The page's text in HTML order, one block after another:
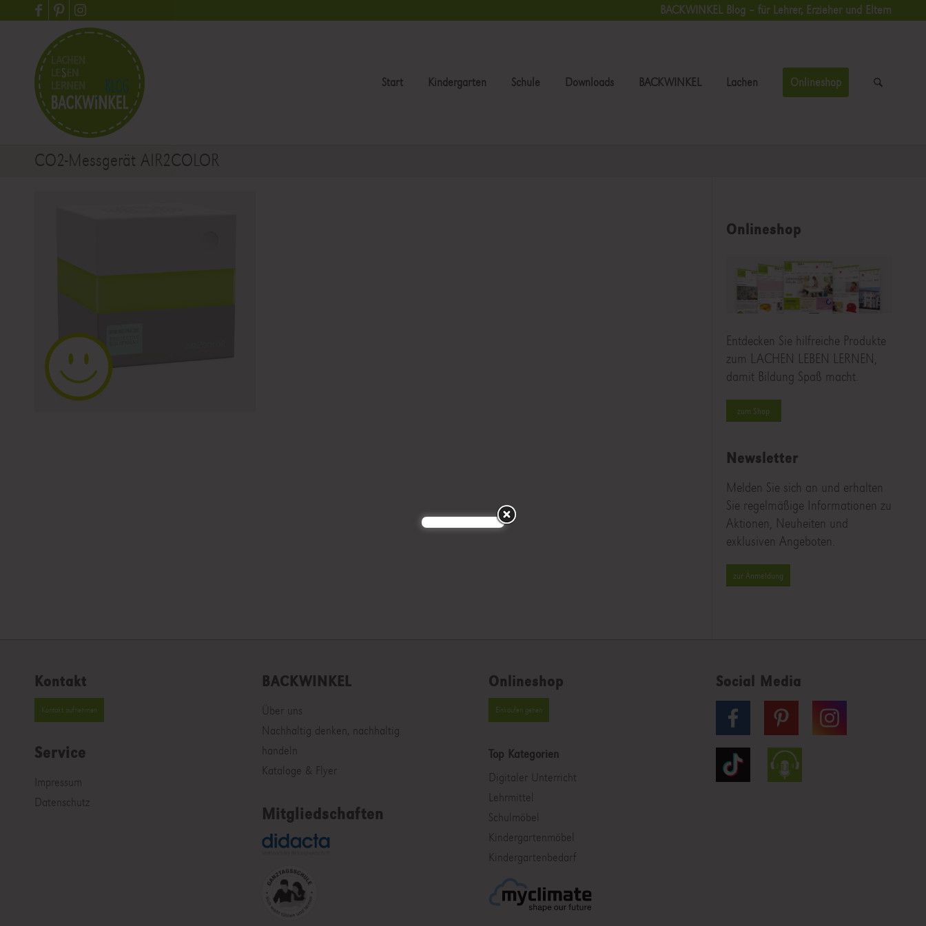
BACKWINKEL Blog – für Lehrer, Erzieher und Eltern
Start Kindergarten Schule Downloads BACKWINKEL Lachen Onlineshop
CO2-Messgerät AIR2COLOR
Onlineshop
Entdecken Sie hilfreiche Produkte
zum LACHEN LEBEN LERNEN,
damit Bildung Spaß macht.
zum Shop
Newsletter
Melden Sie sich an und erhalten
Sie regelmäßige Informationen zu
Aktionen, Neuheiten und
exklusiven Angeboten.
zur Anmeldung
Kontakt
Kontakt aufnehmen
Service
Impressum
Datenschutz
BACKWINKEL
Über uns
Nachhaltig denken, nachhaltig
handeln
Kataloge & Flyer
Mitgliedschaften
Onlineshop
Einkaufen gehen
Top Kategorien
Digitaler Unterricht
Lehrmittel
Schulmöbel
Kindergartenmöbel
Kindergartenbedarf
Social Media